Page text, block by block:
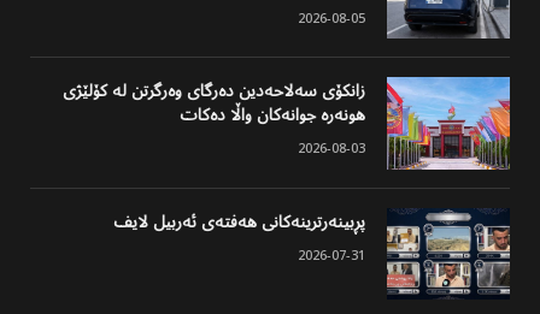
2026-08-05
زانکۆی سەلاحەدین دەرگای وەرگرتن لە کۆلێژی
هونەرە جوانەکان واڵا دەکات
2026-08-03
پڕبینەرترینەکانی هەفتەی ئەربیل لایف
2026-07-31